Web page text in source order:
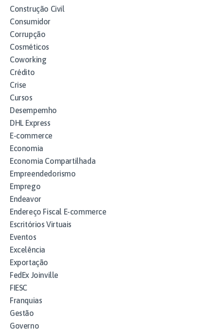
Construção Civil
Consumidor
Corrupção
Cosméticos
Coworking
Crédito
Crise
Cursos
Desempemho
DHL Express
E-commerce
Economia
Economia Compartilhada
Empreendedorismo
Emprego
Endeavor
Endereço Fiscal E-commerce
Escritórios Virtuais
Eventos
Excelência
Exportação
FedEx Joinville
FIESC
Franquias
Gestão
Governo